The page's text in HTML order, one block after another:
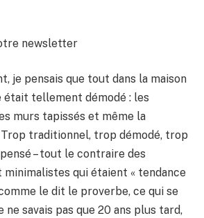
newsletter
je pensais que tout dans la maison
était tellement démodé : les
murs tapissés et même la
traditionnel, trop démodé, trop
– tout le contraire des
minimalistes qui étaient « tendance
comme le dit le proverbe, ce qui se
ne savais pas que 20 ans plus tard,